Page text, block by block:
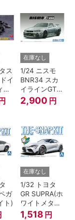
ス
イ
テ
バ
円
在庫なし
1/24 ニスモ
BNR34 スカ
イラインGT-R
Z-tune '04
2,900 円
ガ
ト)
在庫なし
1/32 トヨタ
GR SUPRA(ホ
ワイトメタリ
ック)
1,518 円